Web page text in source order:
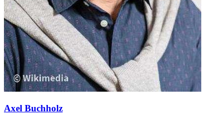
Axel Buchholz